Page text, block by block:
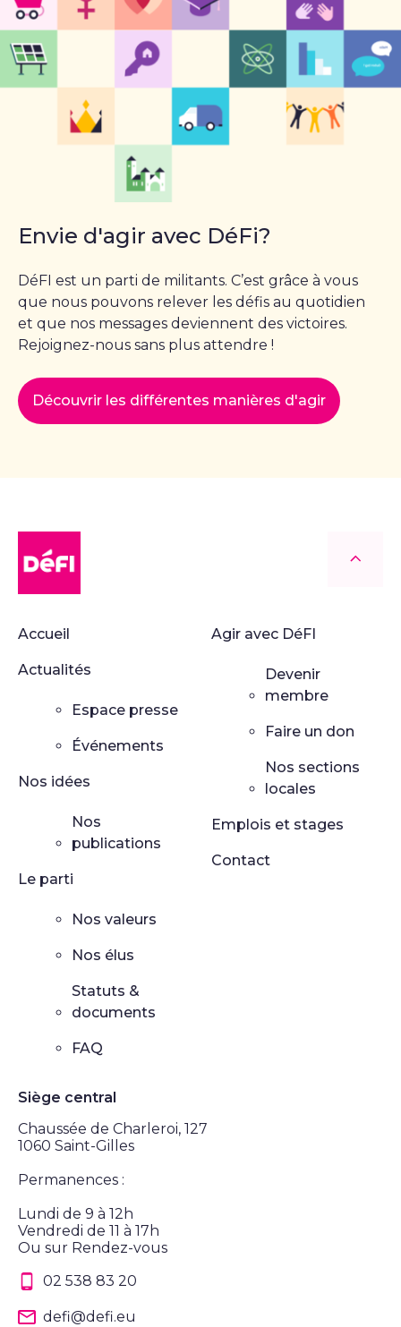
Envie d'agir avec DéFi?
DéFI est un parti de militants. C’est grâce à vous
que nous pouvons relever les défis au quotidien
et que nos messages deviennent des victoires.
Rejoignez-nous sans plus attendre !
Découvrir les différentes manières d'agir
Accueil
Actualités
Espace presse
Événements
Nos idées
Nos
publications
Le parti
Nos valeurs
Nos élus
Statuts &
documents
FAQ
Agir avec DéFI
Devenir
membre
Faire un don
Nos sections
locales
Emplois et stages
Contact
Siège central
Chaussée de Charleroi, 127
1060 Saint-Gilles
Permanences :
Lundi de 9 à 12h
Vendredi de 11 à 17h
Ou sur Rendez-vous
02 538 83 20
defi@defi.eu